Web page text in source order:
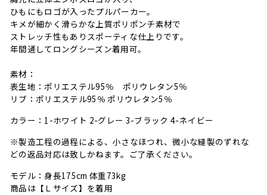
ひもにもロゴが入ったプルパーカー。
キメが細かく滑らかな上質ポリポンチ素材で
ストレッチ性もありスポーティな仕上りです。
年間通してロングシーズン着用可。
素材：
表生地：ポリエステル95％ ポリウレタン5％
リブ：ポリエステル95％ ポリウレタン5％
カラー：1-ホワイト 2-グレー 3-ブラック 4-ネイビー
※製造工程の過程による、小さなほつれ、微小な縫製のずれな
どの返品対応は致しかねます。ご了承ください。
モデル：身長175cm 体重73kg
商品は【Ｌサイズ】を着用